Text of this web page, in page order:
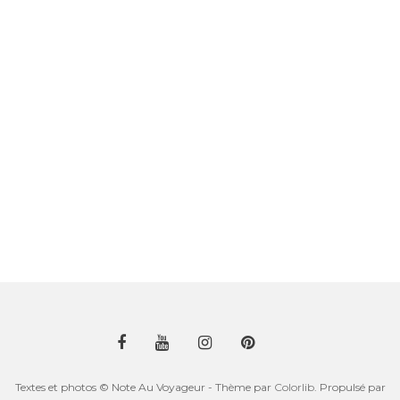
Textes et photos © Note Au Voyageur - Thème par Colorlib. Propulsé par